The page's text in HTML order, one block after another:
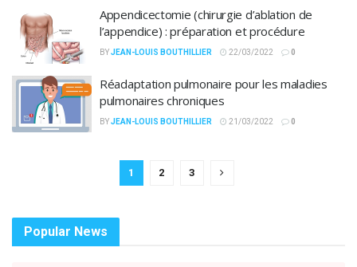
Appendicectomie (chirurgie d’ablation de
l’appendice) : préparation et procédure
BYJEAN-LOUIS BOUTHILLIER 22/03/2022 0
Réadaptation pulmonaire pour les maladies
pulmonaires chroniques
BYJEAN-LOUIS BOUTHILLIER 21/03/2022 0
1 2 3
Popular News